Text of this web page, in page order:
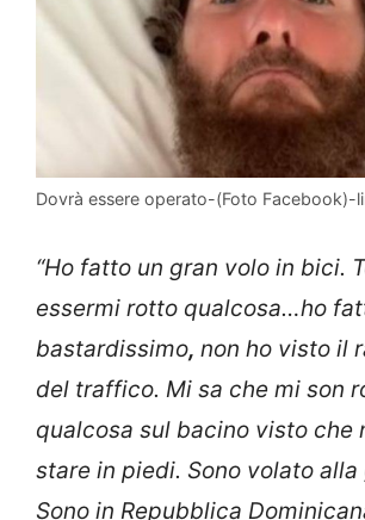
Dovrà essere operato-(Foto Facebook)-
“Ho fatto un gran volo in bici.
essermi rotto qualcosa…ho
bastardissimo, non ho visto il
del traffico. Mi sa che mi son
qualcosa sul bacino visto che
stare in piedi. Sono volato alla
Sono in Repubblica